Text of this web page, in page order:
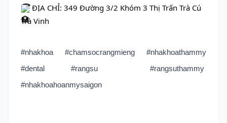
ĐỊA CHỈ: 349 Đường 3/2 Khóm 3 Thị Trấn Trà Cú
Trà Vinh
#nhakhoa #chamsocrangmieng #nhakhoathammy
#dental #rangsu #rangsuthammy
#nhakhoahoanmysaigon